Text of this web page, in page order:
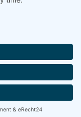
Approach